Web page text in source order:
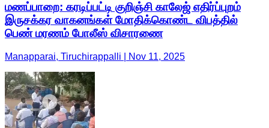
மணப்பாறை: கரடிப்பட்டி குறிஞ்சி காலேஜ் எதிர்ப்புறம்
இருசக்கர வாகனங்கள் மோதிக்கொண்ட விபத்தில்
பெண் மரணம் போலீஸ் விசாரணை
Manapparai, Tiruchirappalli | Nov 11, 2025